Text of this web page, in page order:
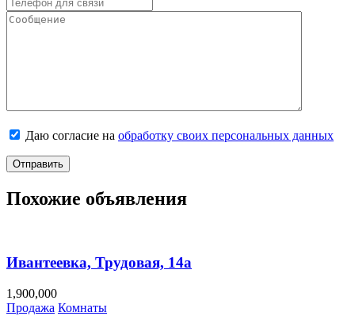
Даю согласие на обработку своих персональных данных
Похожие объявления
Ивантеевка, Трудовая, 14а
1,900,000
Продажа Комнаты